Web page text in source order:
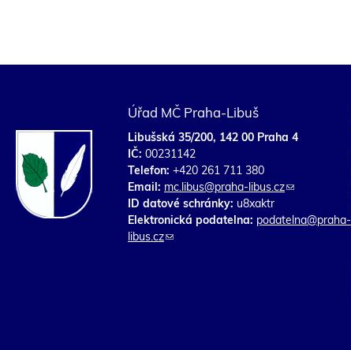
k
Úřad MČ Praha-Libuš
Libušská 35/200, 142 00 Praha 4
IČ: 00231142
Telefon: +420 261 711 380
Email: mc.libus@praha-libus.cz(
d
ID datové schránky: u8xaktr
Elektronická podatelna: podatelna@praha-
libus.cz(